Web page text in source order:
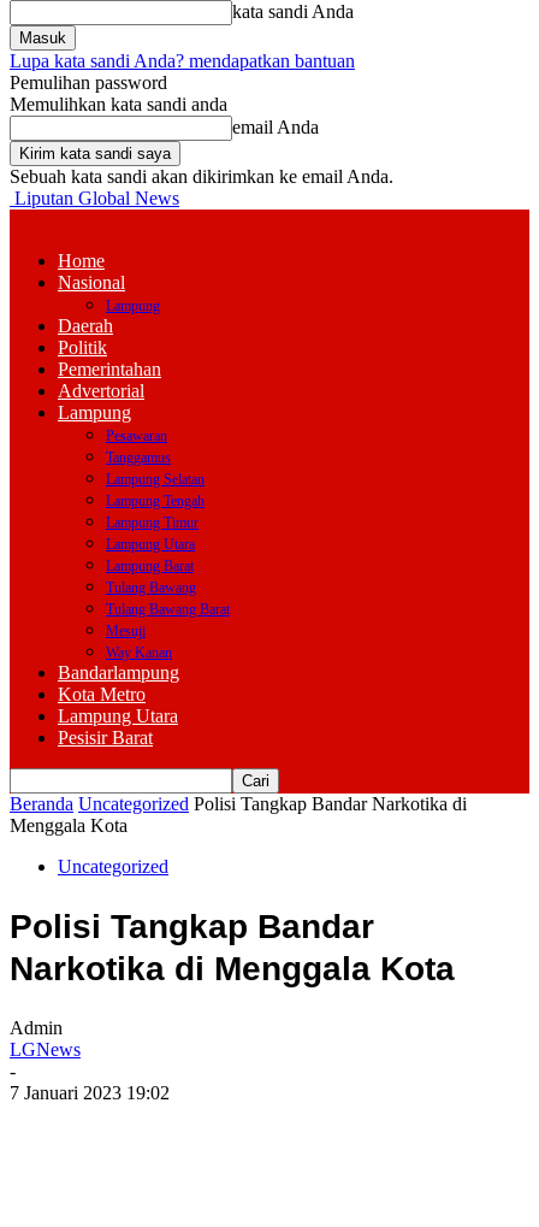
kata sandi Anda
Lupa kata sandi Anda? mendapatkan bantuan
Pemulihan password
Memulihkan kata sandi anda
email Anda
Sebuah kata sandi akan dikirimkan ke email Anda.
Liputan Global News
Home
Nasional
Lampung
Daerah
Politik
Pemerintahan
Advertorial
Lampung
Pesawaran
Tanggamus
Lampung Selatan
Lampung Tengah
Lampung Timur
Lampung Utara
Lampung Barat
Tulang Bawang
Tulang Bawang Barat
Mesuji
Way Kanan
Bandarlampung
Kota Metro
Lampung Utara
Pesisir Barat
Beranda Uncategorized Polisi Tangkap Bandar Narkotika di
Menggala Kota
Uncategorized
Polisi Tangkap Bandar
Narkotika di Menggala Kota
Admin
LGNews
-
7 Januari 2023 19:02